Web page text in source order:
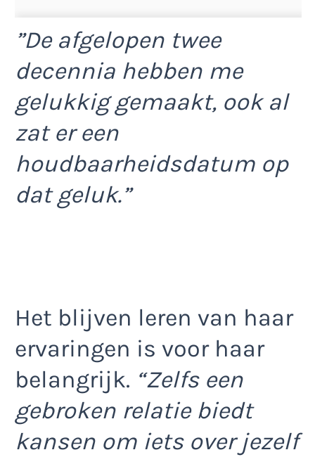
”De afgelopen twee
decennia hebben me
gelukkig gemaakt, ook al
zat er een
houdbaarheidsdatum op
dat geluk.”
Het blijven leren van haar
ervaringen is voor haar
belangrijk. “Zelfs een
gebroken relatie biedt
kansen om iets over jezelf